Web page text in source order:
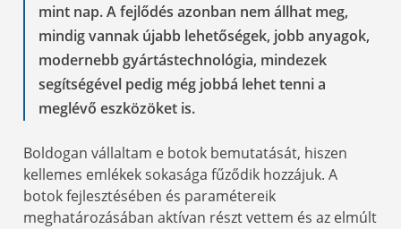
mint nap. A fejlődés azonban nem állhat meg,
mindig vannak újabb lehetőségek, jobb anyagok,
modernebb gyártástechnológia, mindezek
segítségével pedig még jobbá lehet tenni a
meglévő eszközöket is.
Boldogan vállaltam e botok bemutatását, hiszen
kellemes emlékek sokasága fűződik hozzájuk. A
botok fejlesztésében és paramétereik
meghatározásában aktívan részt vettem és az elmúlt